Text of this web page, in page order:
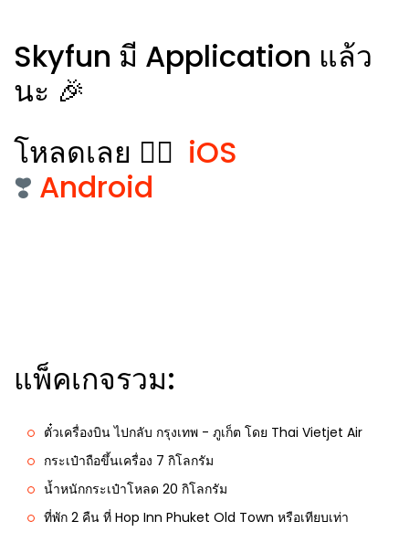
Skyfun มี Application แล้ว
นะ 🎉
โหลดเลย 👉🏻 iOS
❣️ Android
แพ็คเกจรวม:
ตั๋วเครื่องบิน ไปกลับ กรุงเทพ - ภูเก็ต โดย Thai Vietjet Air
กระเป๋าถือขึ้นเครื่อง 7 กิโลกรัม
น้ำหนักกระเป๋าโหลด 20 กิโลกรัม
ที่พัก 2 คืน ที่ Hop Inn Phuket Old Town หรือเทียบเท่า